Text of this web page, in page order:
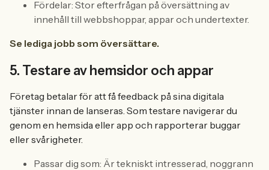
Fördelar: Stor efterfrågan på översättning av
innehåll till webbshoppar, appar och undertexter.
Se lediga jobb som översättare.
5. Testare av hemsidor och appar
Företag betalar för att få feedback på sina digitala
tjänster innan de lanseras. Som testare navigerar du
genom en hemsida eller app och rapporterar buggar
eller svårigheter.
Passar dig som: Är tekniskt intresserad, noggrann